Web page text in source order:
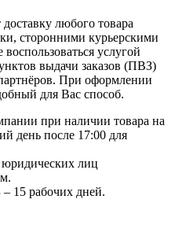
любого товара
сторонними курьерскими
услугой
выдачи заказов (ПВЗ)
При оформлении
для Вас способ.
при наличии товара на
день после 17:00 для
юридических лиц
15 рабочих дней.